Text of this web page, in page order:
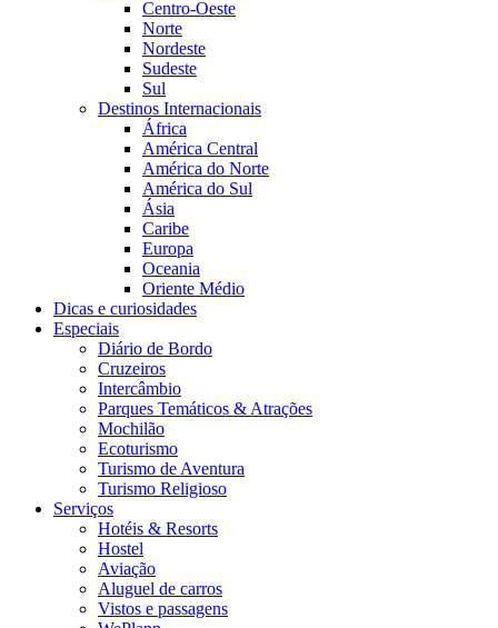
Centro-Oeste
Norte
Nordeste
Sudeste
Sul
Destinos Internacionais
África
América Central
América do Norte
América do Sul
Ásia
Caribe
Europa
Oceania
Oriente Médio
Dicas e curiosidades
Especiais
Diário de Bordo
Cruzeiros
Intercâmbio
Parques Temáticos & Atrações
Mochilão
Ecoturismo
Turismo de Aventura
Turismo Religioso
Serviços
Hotéis & Resorts
Hostel
Aviação
Aluguel de carros
Vistos e passagens